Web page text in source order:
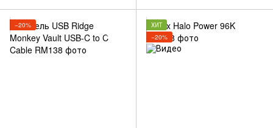
−20%
ХИТ
−20%